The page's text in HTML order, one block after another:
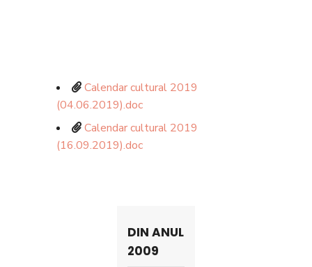
Calendar cultural 2019
(04.06.2019).doc
Calendar cultural 2019
(16.09.2019).doc
DIN ANUL
2009